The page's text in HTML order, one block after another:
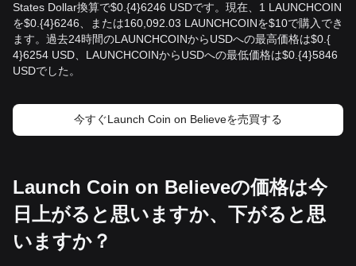
States Dollar換算で$0.{​4}6246 USDです。現在、1 LAUNCHCOIN
を$0.{​4}6246、または160,092.03 LAUNCHCOINを$10で購入でき
ます。過去24時間のLAUNCHCOINからUSDへの最高価格は$0.{​
4}6254 USD、LAUNCHCOINからUSDへの最低価格は$0.{​4}5846
USDでした。
今すぐLaunch Coin on Believeを売買する
Launch Coin on Believeの価格は今
日上がると思いますか、下がると思
いますか？